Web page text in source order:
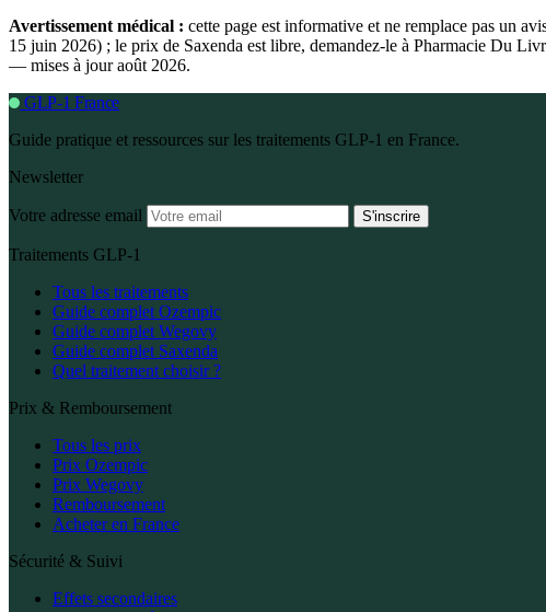
Avertissement médical : cette page est informative et ne remplace pas un
15 juin 2026) ; le prix de Saxenda est libre, demandez-le à Pharmacie Du
— mises à jour août 2026.
GLP-1 France
Guide pratique et ressources sur les traitements GLP-1 en France.
Newsletter
Votre adresse email S'inscrire
Traitements GLP-1
Tous les traitements
Guide complet Ozempic
Guide complet Wegovy
Guide complet Saxenda
Quel traitement choisir ?
Prix & Remboursement
Tous les prix
Prix Ozempic
Prix Wegovy
Remboursement
Acheter en France
Sécurité & Suivi
Effets secondaires